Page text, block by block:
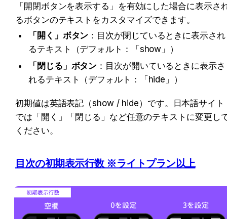
「開閉ボタンを表示する」を有効にした場合に表示さ
るボタンのテキストをカスタマイズできます。
「開く」ボタン ：目次が閉じているときに表示され
るテキスト（デフォルト：「show」）
「閉じる」ボタン ：目次が開いているときに表示さ
れるテキスト（デフォルト：「hide」）
初期値は英語表記（show / hide）です。日本語サイト
では「開く」「閉じる」など任意のテキストに変更し
ください。
目次の初期表示行数 ※ライトプラン以上